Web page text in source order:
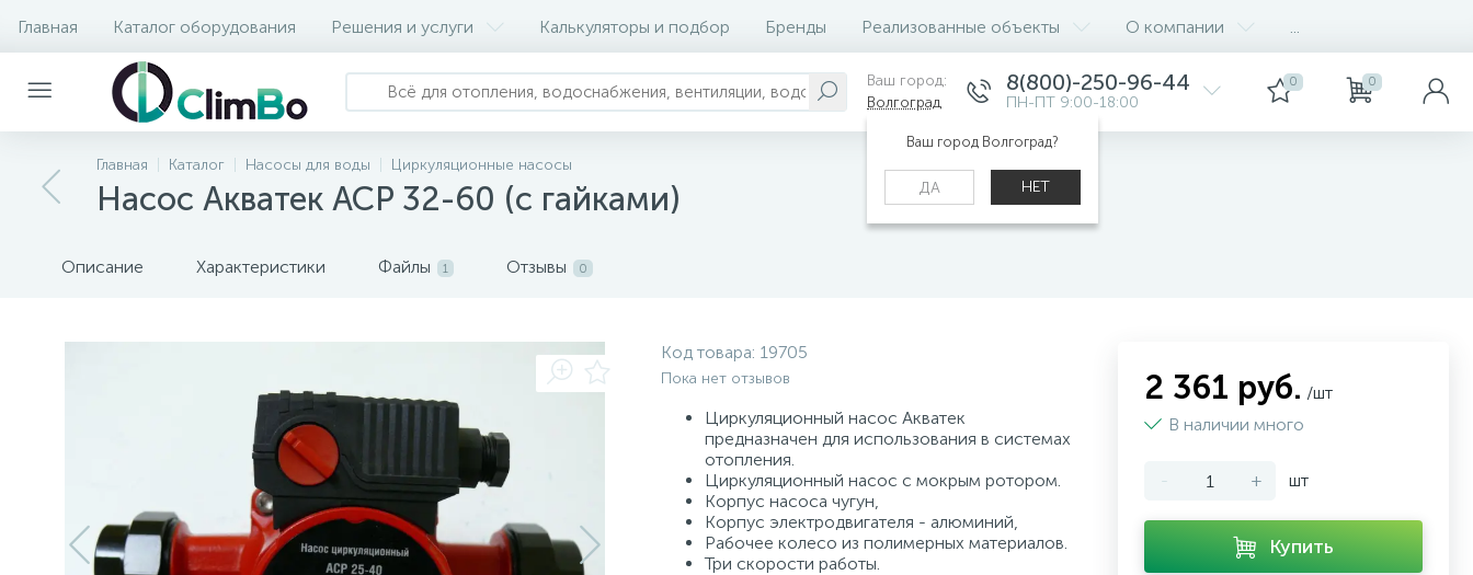
Главная Каталог оборудования Решения и услуги Калькуляторы и подбор Бренды Реализованные объекты О компании
Ваш город:
Волгоград
Ваш город Волгоград?
ДА НЕТ
8(800)-250-96-44
ПН-ПТ 9:00-18:00
0 0
Главная Каталог Насосы для воды Циркуляционные насосы
Насос Акватек ACP 32-60 (с гайками)
Описание Характеристики Файлы 1 Отзывы 0
Код товара: 19705
Пока нет отзывов
Циркуляционный насос Акватек
предназначен для использования в системах
отопления.
Циркуляционный насос с мокрым ротором.
Корпус насоса чугун,
Корпус электродвигателя - алюминий,
Рабочее колесо из полимерных материалов.
Три скорости работы.
2 361 руб. /шт
В наличии много
- + шт
Купить